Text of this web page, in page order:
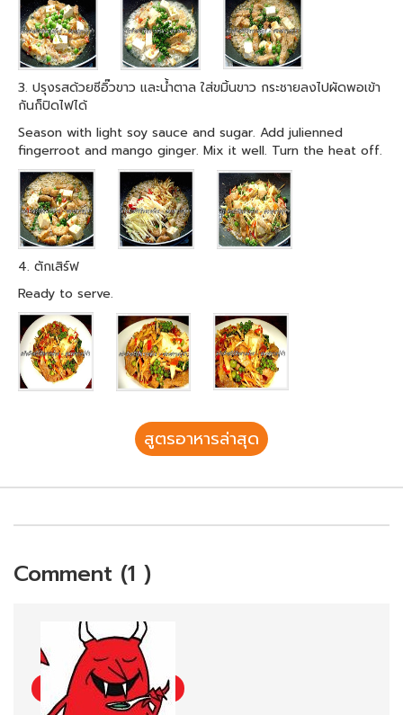
3. ปรุงรสด้วยซีอิ๊วขาว และน้ำตาล ใส่ขมิ้นขาว กระชายลงไปผัดพอเข้า
กันก็ปิดไฟได้
Season with light soy sauce and sugar. Add julienned
fingerroot and mango ginger. Mix it well. Turn the heat off.
4. ตักเสิร์ฟ
Ready to serve.
สูตรอาหารล่าสุด
Comment (1 )